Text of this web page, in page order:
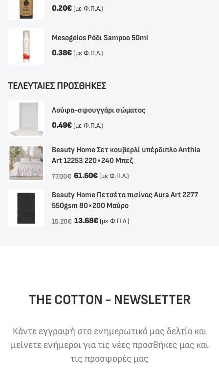
0.20€ (με Φ.Π.Α.)
Mesogeios Ρόδι Sampoo 50ml
0.38€ (με Φ.Π.Α.)
ΤΕΛΕΥΤΑΙΕΣ ΠΡΟΣΘΗΚΕΣ
Λούφα-σφουγγάρι σώματος
0.49€ (με Φ.Π.Α.)
Beauty Home Σετ κουβερλί υπέρδιπλο Anthia
Αrt 12253 220×240 Μπεζ
77.00€ 61.60€ (με Φ.Π.Α.)
Beauty Home Πετσέτα πισίνας Aura Art 2277
550gsm 80×200 Μαύρο
15.20€ 13.68€ (με Φ.Π.Α.)
THE COTTON - NEWSLETTER
Κάντε εγγραφή στο ενημερωτικό μας δελτίο και
μείνετε ενήμεροι για τις νέες προσθήκες μας και
τις προσφορές μας